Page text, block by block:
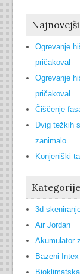
Ogrevanje
pričakoval
Ogrevanje
pričakoval
Čiščenje
Dvig težkih
zanimalo
Konjeniški
Kategorije
3d
Air Jordan
Akumulator
Bazeni Intex